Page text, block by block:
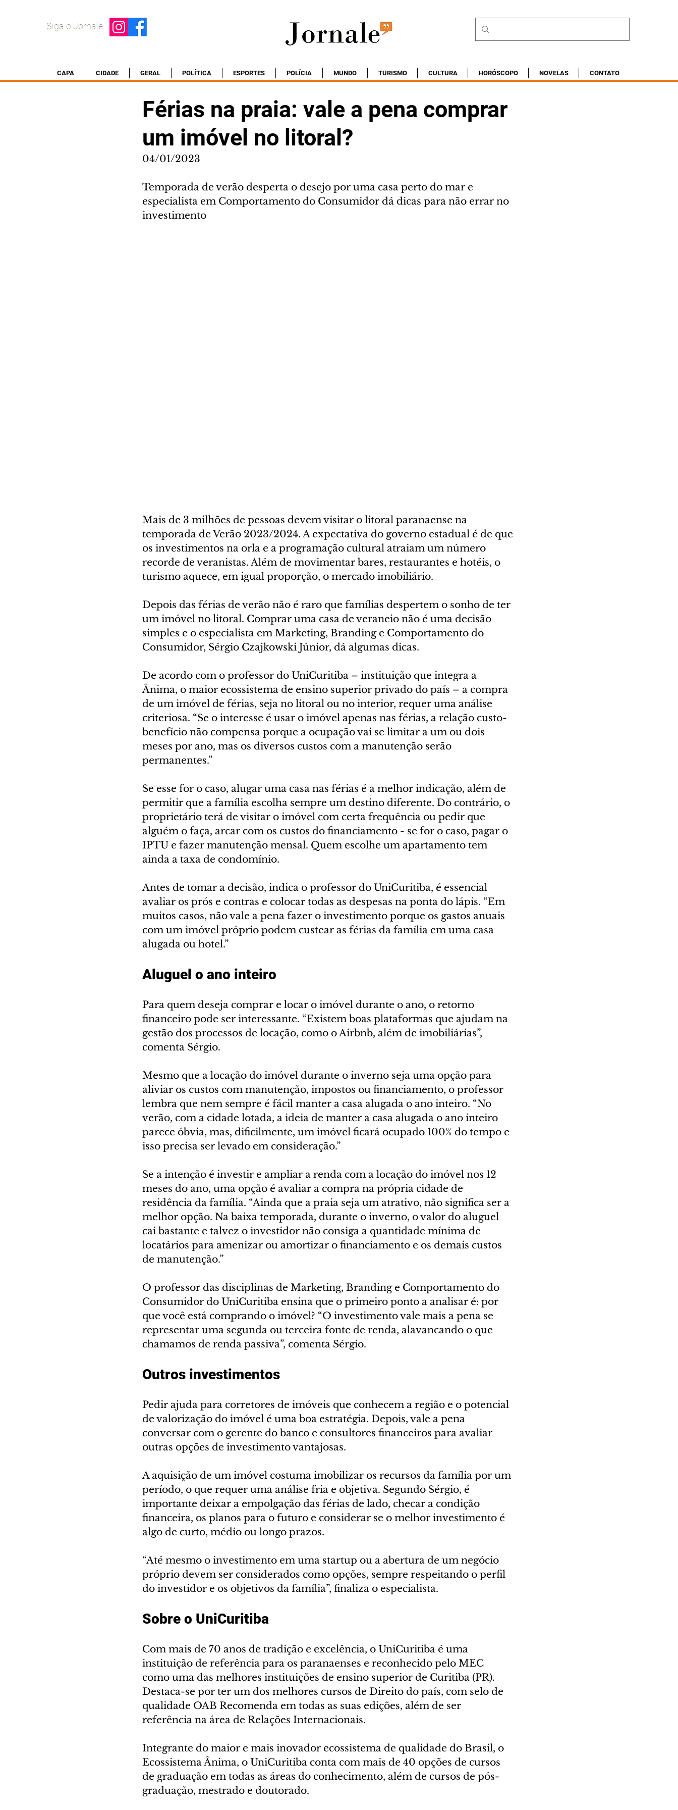
Siga o Jornale
CAPA CIDADE GERAL POLÍTICA ESPORTES POLÍCIA MUNDO TURISMO CULTURA HORÓSCOPO NOVELAS CONTATO
Férias na praia: vale a pena comprar
um imóvel no litoral?
04/01/2023
Temporada de verão desperta o desejo por uma casa perto do mar e
especialista em Comportamento do Consumidor dá dicas para não errar no
investimento
Mais de 3 milhões de pessoas devem visitar o litoral paranaense na
temporada de Verão 2023/2024. A expectativa do governo estadual é de que
os investimentos na orla e a programação cultural atraiam um número
recorde de veranistas. Além de movimentar bares, restaurantes e hotéis, o
turismo aquece, em igual proporção, o mercado imobiliário.
Depois das férias de verão não é raro que famílias despertem o sonho de ter
um imóvel no litoral. Comprar uma casa de veraneio não é uma decisão
simples e o especialista em Marketing, Branding e Comportamento do
Consumidor, Sérgio Czajkowski Júnior, dá algumas dicas.
De acordo com o professor do UniCuritiba – instituição que integra a
Ânima, o maior ecossistema de ensino superior privado do país – a compra
de um imóvel de férias, seja no litoral ou no interior, requer uma análise
criteriosa. “Se o interesse é usar o imóvel apenas nas férias, a relação custo-
benefício não compensa porque a ocupação vai se limitar a um ou dois
meses por ano, mas os diversos custos com a manutenção serão
permanentes.”
Se esse for o caso, alugar uma casa nas férias é a melhor indicação, além de
permitir que a família escolha sempre um destino diferente. Do contrário, o
proprietário terá de visitar o imóvel com certa frequência ou pedir que
alguém o faça, arcar com os custos do financiamento - se for o caso, pagar o
IPTU e fazer manutenção mensal. Quem escolhe um apartamento tem
ainda a taxa de condomínio.
Antes de tomar a decisão, indica o professor do UniCuritiba, é essencial
avaliar os prós e contras e colocar todas as despesas na ponta do lápis. “Em
muitos casos, não vale a pena fazer o investimento porque os gastos anuais
com um imóvel próprio podem custear as férias da família em uma casa
alugada ou hotel.”
Aluguel o ano inteiro
Para quem deseja comprar e locar o imóvel durante o ano, o retorno
financeiro pode ser interessante. “Existem boas plataformas que ajudam na
gestão dos processos de locação, como o Airbnb, além de imobiliárias”,
comenta Sérgio.
Mesmo que a locação do imóvel durante o inverno seja uma opção para
aliviar os custos com manutenção, impostos ou financiamento, o professor
lembra que nem sempre é fácil manter a casa alugada o ano inteiro. “No
verão, com a cidade lotada, a ideia de manter a casa alugada o ano inteiro
parece óbvia, mas, dificilmente, um imóvel ficará ocupado 100% do tempo e
isso precisa ser levado em consideração.”
Se a intenção é investir e ampliar a renda com a locação do imóvel nos 12
meses do ano, uma opção é avaliar a compra na própria cidade de
residência da família. “Ainda que a praia seja um atrativo, não significa ser a
melhor opção. Na baixa temporada, durante o inverno, o valor do aluguel
cai bastante e talvez o investidor não consiga a quantidade mínima de
locatários para amenizar ou amortizar o financiamento e os demais custos
de manutenção.”
O professor das disciplinas de Marketing, Branding e Comportamento do
Consumidor do UniCuritiba ensina que o primeiro ponto a analisar é: por
que você está comprando o imóvel? “O investimento vale mais a pena se
representar uma segunda ou terceira fonte de renda, alavancando o que
chamamos de renda passiva”, comenta Sérgio.
Outros investimentos
Pedir ajuda para corretores de imóveis que conhecem a região e o potencial
de valorização do imóvel é uma boa estratégia. Depois, vale a pena
conversar com o gerente do banco e consultores financeiros para avaliar
outras opções de investimento vantajosas.
A aquisição de um imóvel costuma imobilizar os recursos da família por um
período, o que requer uma análise fria e objetiva. Segundo Sérgio, é
importante deixar a empolgação das férias de lado, checar a condição
financeira, os planos para o futuro e considerar se o melhor investimento é
algo de curto, médio ou longo prazos.
“Até mesmo o investimento em uma startup ou a abertura de um negócio
próprio devem ser considerados como opções, sempre respeitando o perfil
do investidor e os objetivos da família”, finaliza o especialista.
Sobre o UniCuritiba
Com mais de 70 anos de tradição e excelência, o UniCuritiba é uma
instituição de referência para os paranaenses e reconhecido pelo MEC
como uma das melhores instituições de ensino superior de Curitiba (PR).
Destaca-se por ter um dos melhores cursos de Direito do país, com selo de
qualidade OAB Recomenda em todas as suas edições, além de ser
referência na área de Relações Internacionais.
Integrante do maior e mais inovador ecossistema de qualidade do Brasil, o
Ecossistema Ânima, o UniCuritiba conta com mais de 40 opções de cursos
de graduação em todas as áreas do conhecimento, além de cursos de pós-
graduação, mestrado e doutorado.